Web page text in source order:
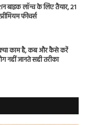
बाइक लॉन्च के लिए तैयार, 21
फीचर्स
काम है, कब और कैसे करें
नहीं जानते सही तरीका